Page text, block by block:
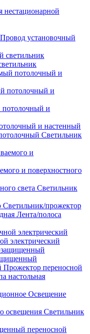
нестационарной
Провод установочный
потолочный и
и настенный
Светильник
и поверхностного
Светильник
Светильник/прожектор
Лента/полоса
электрический
Прожектор переносной
настольная
Освещение
Светильник
переносной